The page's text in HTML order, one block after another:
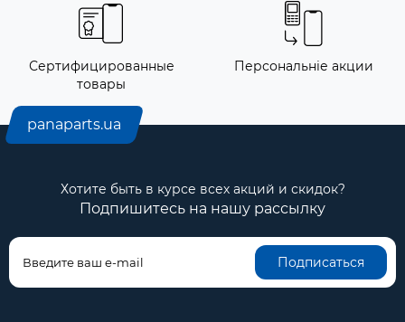
Сертифицированные
товары
Персональніе акции
panaparts.ua
Хотите быть в курсе всех акций и скидок?
Подпишитесь на нашу рассылку
Подписаться